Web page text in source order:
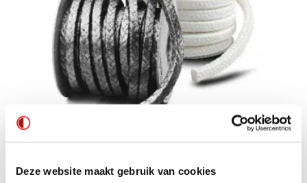
Deze website maakt gebruik van cookies
Pomppakking